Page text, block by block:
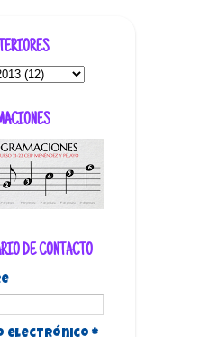
DE CONTACTO